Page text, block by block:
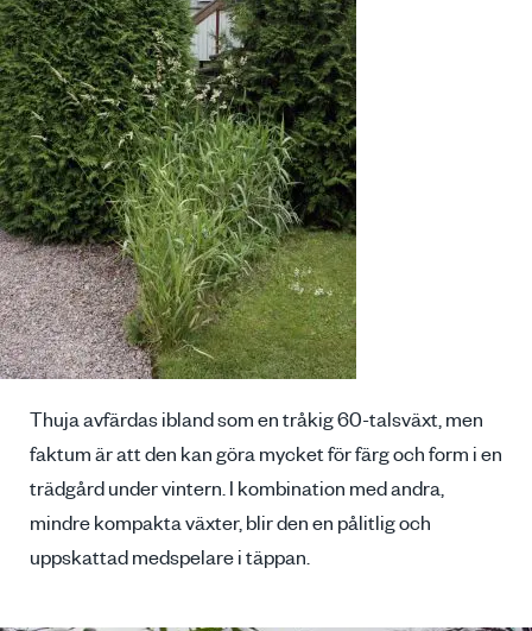
Thuja avfärdas ibland som en tråkig 60-talsväxt, men
faktum är att den kan göra mycket för färg och form i en
trädgård under vintern. I kombination med andra,
mindre kompakta växter, blir den en pålitlig och
uppskattad medspelare i täppan.